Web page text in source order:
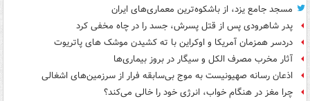
مسجد جامع یزد، از باشکوه‌ترین معماری‌های ایران
پدر شاهرودی پس از قتل پسرش، جسد را در چاه مخفی کرد
دردسر همزمان آمریکا و اوکراین با ته کشیدن موشک های پاتریوت
آثار مخرب مصرف الکل و سیگار در بروز بیماری‌ها
اذعان رسانه صهیونیست به موج بی‌سابقه فرار از سرزمین‌های اشغالی
چرا مغز در هنگام خواب، انرژی خود را خالی می‌کند؟